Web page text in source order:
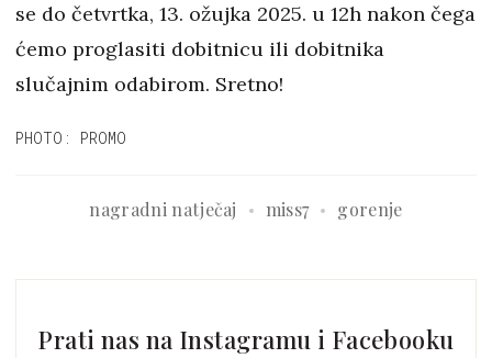
se do četvrtka, 13. ožujka 2025. u 12h nakon čega
ćemo proglasiti dobitnicu ili dobitnika
slučajnim odabirom. Sretno!
PHOTO: PROMO
nagradni natječaj miss7 gorenje
Prati nas na Instagramu i Facebooku